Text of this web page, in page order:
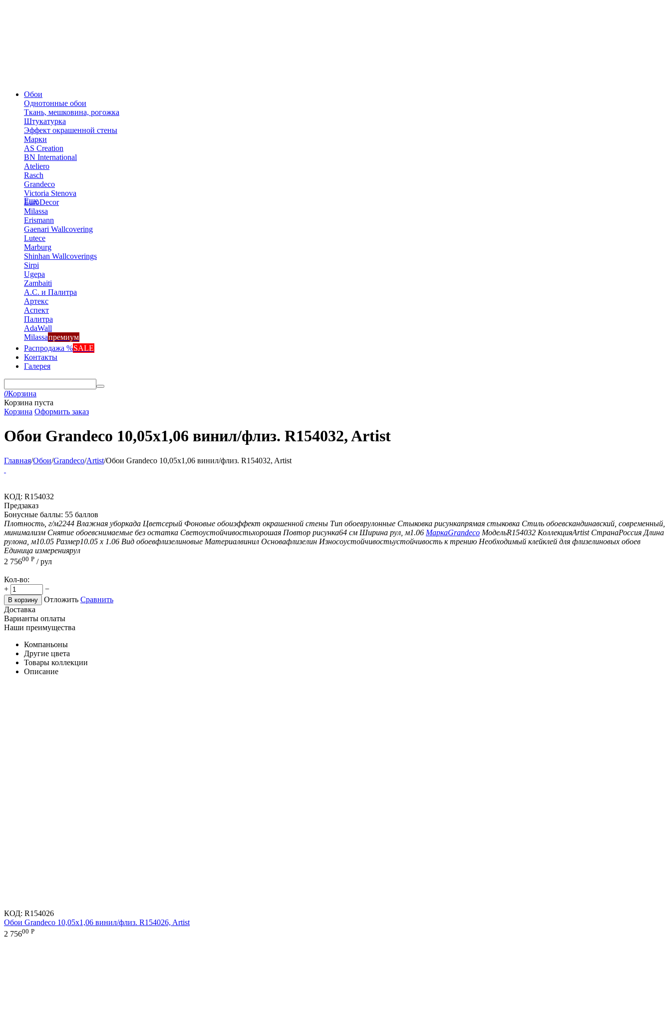
Обои
Однотонные обои
Ткань, мешковина, рогожка
Штукатурка
Эффект окрашенной стены
Марки
AS Creation
BN International
Ateliero
Rasch
Grandeco
Victoria Stenova
EuroDecor
Milassa
Erismann
Gaenari Wallcovering
Lutece
Marburg
Shinhan Wallcoverings
Sirpi
Ugepa
Zambaiti
А.С. и Палитра
Артекс
Аспект
Палитра
AdaWall
Milassaпремиум
Еще
Распродажа %SALE
Контакты
Галерея
0Корзина
Корзина пуста
Корзина Оформить заказ
Обои Grandeco 10,05х1,06 винил/флиз. R154032, Artist
Главная/Обои/Grandeco/Artist/Обои Grandeco 10,05х1,06 винил/флиз. R154032, Artist
КОД: R154032
Предзаказ
Бонусные баллы: 55 баллов
Плотность, г/м2244 Влажная уборкада Цветсерый Фоновые обоиэффект окрашенной стены Тип обоеврулонные Стыковка рисункапрямая стыковка Стиль обоевскандинавский, современный,
минимализм Снятие обоевснимаемые без остатка Светоустойчивостьхорошая Повтор рисунка64 см Ширина рул, м1.06 МаркаGrandeco МодельR154032 КоллекцияArtist СтранаРоссия Длина
рулона, м10.05 Размер10.05 х 1.06 Вид обоевфлизелиновые Материалвинил Основафлизелин Износоустойчивостьустойчивость к трению Необходимый клейклей для флизелиновых обоев
Единица измерениярул
2 75600 Р / рул
Кол-во:
+
−
В корзину Отложить Сравнить
Доставка
Варианты оплаты
Наши преимущества
Компаньоны
Другие цвета
Товары коллекции
Описание
КОД: R154026
Обои Grandeco 10,05х1,06 винил/флиз. R154026, Artist
2 75600 Р